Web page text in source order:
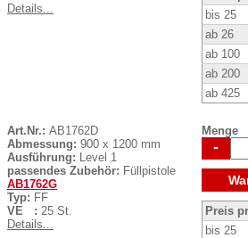
Details...
bis 25
ab 26
ab 100
ab 200
ab 425
Art.Nr.: AB1762D
Abmessung: 900 x 1200 mm
Ausführung:
Level 1
passendes Zubehör: Füllpistole
AB1762G
Typ: FF
VE : 25 St.
Details...
Menge
-
Preis
bis 25